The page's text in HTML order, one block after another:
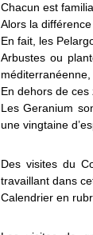
Chacun est
Alors la
En fait, les
Arbustes ou
méditerranéenne,
En dehors de ces
Les Geranium
une vingtaine
Des visites du
travaillant dans
Calendrier en